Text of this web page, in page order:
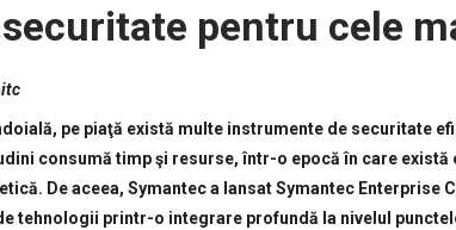
pentru cele
pe piaţă există multe instrumente de securitate
consumă timp şi resurse, într-o epocă în care
De aceea, Symantec a lansat Symantec Enterprise
tehnologii printr-o integrare profundă la nivelul